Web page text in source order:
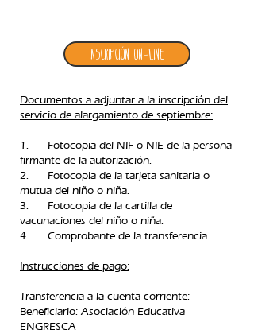
Inscripción ON-LINE
Documentos a adjuntar a la inscripción del
servicio de alargamiento de septiembre:
1. Fotocopia del NIF o NIE de la persona
firmante de la autorización.
2. Fotocopia de la tarjeta sanitaria o
mutua del niño o niña.
3. Fotocopia de la cartilla de
vacunaciones del niño o niña.
4. Comprobante de la transferencia.​
Instrucciones de pago:
Transferencia a la cuenta corriente:
Beneficiario: Asociación Educativa
ENGRESCA